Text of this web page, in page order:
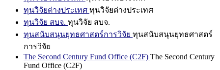
ทุนวิจัยต่างประเทศ ทุนวิจัยต่างประเทศ
ทุนวิจัย สบจ. ทุนวิจัย สบจ.
ทุนสนับสนุนยุทธศาสตร์การวิจัย ทุนสนับสนุนยุทธศาสตร์
การวิจัย
The Second Century Fund Office (C2F) The Second Century
Fund Office (C2F)